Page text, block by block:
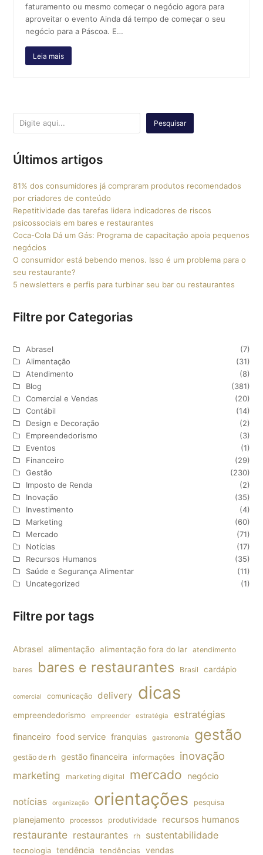
faturamento ou mesmo começar o negócio agora para
aproveitar o evento Ainda dá tempo de começar o seu
negócio para a Páscoa. E…
Leia mais
Pesquisar
Últimos artigos
81% dos consumidores já compraram produtos recomendados
por criadores de conteúdo
Repetitividade das tarefas lidera indicadores de riscos
psicossociais em bares e restaurantes
Coca-Cola Dá um Gás: Programa de capacitação apoia pequenos
negócios
O consumidor está bebendo menos. Isso é um problema para o
seu restaurante?
5 newsletters e perfis para turbinar seu bar ou restaurantes
Filtre por Categorias
Abrasel
(7)
Alimentação
(31)
Atendimento
(8)
Blog
(381)
Comercial e Vendas
(20)
Contábil
(14)
Design e Decoração
(2)
Empreendedorismo
(3)
Eventos
(1)
Financeiro
(29)
Gestão
(230)
Imposto de Renda
(2)
Inovação
(35)
Investimento
(4)
Marketing
(60)
Mercado
(71)
Notícias
(17)
Recursos Humanos
(35)
Saúde e Segurança Alimentar
(11)
Uncategorized
(1)
Filtre por tags
Abrasel alimentação alimentação fora do lar atendimento
bares bares e restaurantes Brasil cardápio
comercial comunicação delivery dicas
empreendedorismo empreender estratégia estratégias
financeiro food service franquias gastronomia gestão
gestão de rh gestão financeira informações inovação
marketing marketing digital mercado negócio
notícias organização orientações pesquisa
planejamento processos produtividade recursos humanos
restaurante restaurantes rh sustentabilidade
tecnologia tendência tendências vendas